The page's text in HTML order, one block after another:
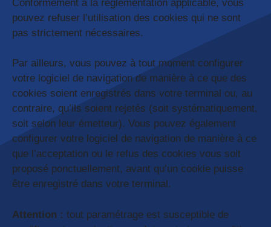
Conformément à la réglementation applicable, vous
pouvez refuser l’utilisation des cookies qui ne sont
pas strictement nécessaires.
Par ailleurs, vous pouvez à tout moment configurer
votre logiciel de navigation de manière à ce que des
cookies soient enregistrés dans votre terminal ou, au
contraire, qu’ils soient rejetés (soit systématiquement,
soit selon leur émetteur). Vous pouvez également
configurer votre logiciel de navigation de manière à ce
que l’acceptation ou le refus des cookies vous soit
proposé ponctuellement, avant qu’un cookie puisse
être enregistré dans votre terminal.
Attention : tout paramétrage est susceptible de